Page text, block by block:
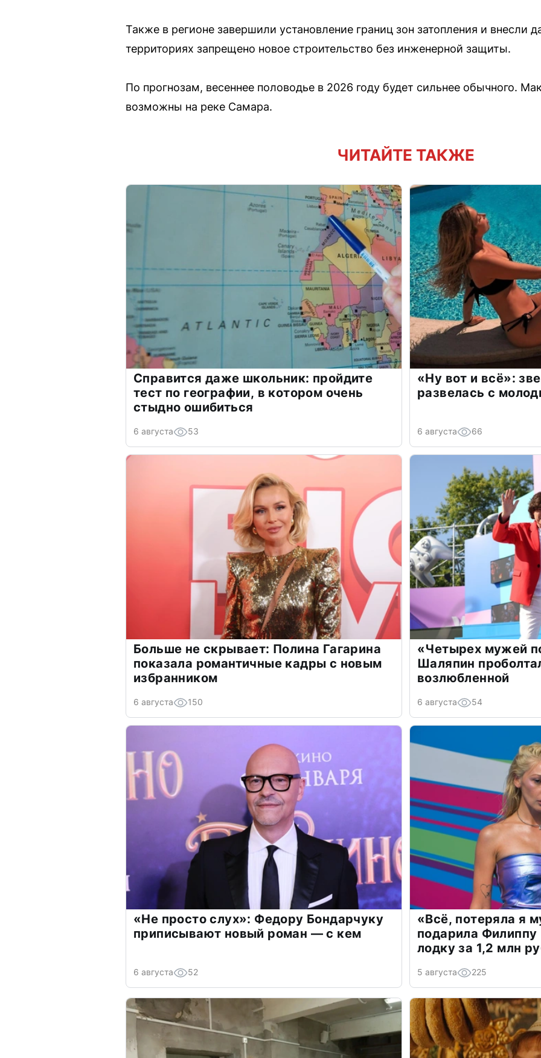
Также в регионе завершили установление границ зон затопления и внесли
территориях запрещено новое строительство без инженерной защиты.
По прогнозам, весеннее половодье в 2026 году будет сильнее обычного.
возможны на реке Самара.
ЧИТАЙТЕ ТАКЖЕ
Справится даже школьник: пройдите
тест по географии, в котором очень
стыдно ошибиться
6 августа 53
«Ну вот и всё»:
развелась с
6 августа 66
Больше не скрывает: Полина Гагарина
показала романтичные кадры с новым
избранником
6 августа 150
«Четырех мужей
Шаляпин
возлюбленной
6 августа 54
«Не просто слух»: Федору Бондарчуку
приписывают новый роман — с кем
6 августа 52
«Всё, потеряла я
подарила
лодку за 1,2 млн
5 августа 225